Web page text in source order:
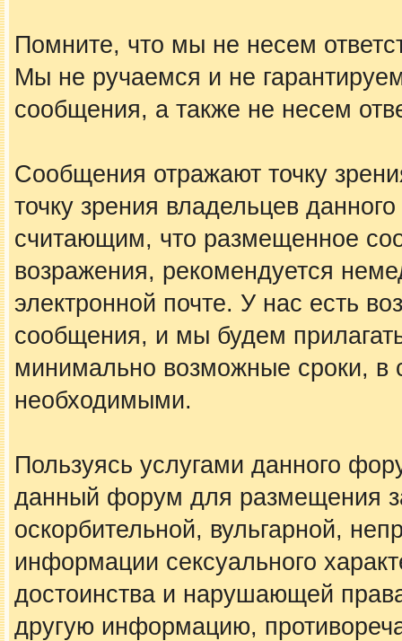
Помните, что мы не несем
Мы не ручаемся и не
сообщения, а также не несем
Сообщения отражают точку
точку зрения владельцев
считающим, что размещенное
возражения, рекомендуется
электронной почте. У нас есть
сообщения, и мы будем
минимально возможные сроки, в
необходимыми.
Пользуясь услугами данного
данный форум для размещения
оскорбительной, вульгарной,
информации сексуального
достоинства и нарушающей
другую информацию,